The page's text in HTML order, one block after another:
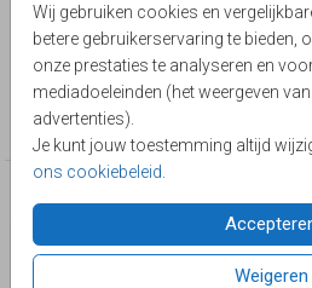
Wij gebruiken cookies en
betere gebruikerservaring te bieden,
onze prestaties te analyseren en
mediadoeleinden (het weergeven
advertenties).
Je kunt jouw toestemming altijd
ons cookiebeleid
Weigeren
deze kaart op een groter formaat!
Lievez
Collectie
Chique & Klassiek
Deze producten zijn